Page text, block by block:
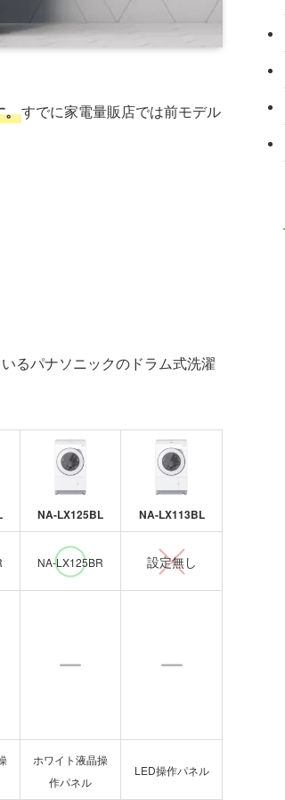
。すでに家電量販店では前モデル
るパナソニックのドラム式洗濯
NA-LX125BL NA-LX113BL
NA-LX125BR 設定無し
ホワイト液晶操
作パネル
LED操作パネル